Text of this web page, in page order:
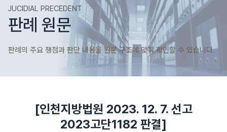
JUCIDIAL PRECEDENT
판례 원문
판례의 주요 쟁점과 판단 내용을 원문 구조에 맞춰 확인할 수 있습니다.
[인천지방법원 2023. 12. 7. 선고
2023고단1182 판결]